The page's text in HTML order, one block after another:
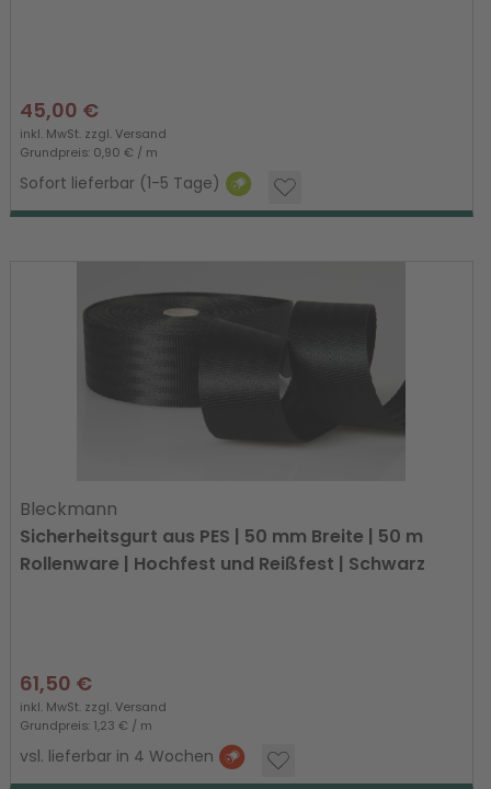
45,00 €
inkl. MwSt. zzgl.Versand
Grundpreis: 0,90 € / m
Sofort lieferbar (1-5 Tage)
Bleckmann
Sicherheitsgurt aus PES | 50 mm Breite | 50 m
Rollenware | Hochfest und Reißfest | Schwarz
61,50 €
inkl. MwSt. zzgl.Versand
Grundpreis: 1,23 € / m
vsl. lieferbar in 4 Wochen